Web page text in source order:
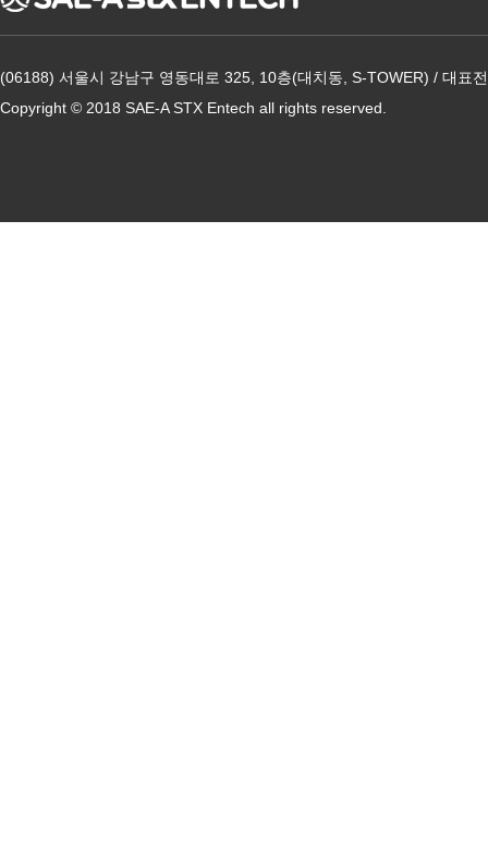
(06188) 서울시 강남구 영동대로 325, 10층(대치동, S-TOWER) / 대표
Copyright © 2018 SAE-A STX Entech all rights reserved.